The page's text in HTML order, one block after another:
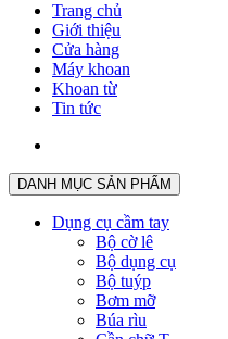
Trang chủ
Giới thiệu
Cửa hàng
Máy khoan
Khoan từ
Tin tức
DANH MỤC SẢN PHẨM
Dụng cụ cầm tay
Bộ cờ lê
Bộ dụng cụ
Bộ tuýp
Bơm mỡ
Búa rìu